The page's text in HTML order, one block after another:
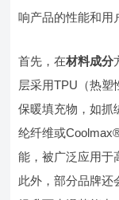
响产品的性能和用
首先，在材料成分
层采用TPU（热塑
保暖填充物，如抓
纶纤维或
能，被广泛应用于
此外，部分品牌还